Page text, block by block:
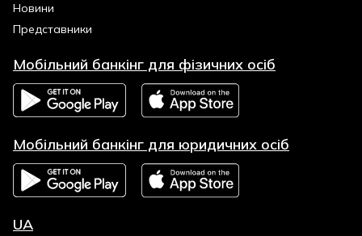
Новини
Представники
Мобільний банкінг для фізичних осіб
Мобільний банкінг для юридичних осіб
UA